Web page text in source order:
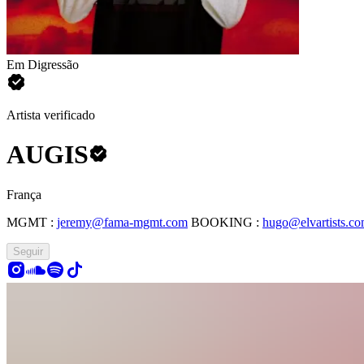
Em Digressão
Artista verificado
AUGIS
França
MGMT : jeremy@fama-mgmt.com BOOKING :
Seguir